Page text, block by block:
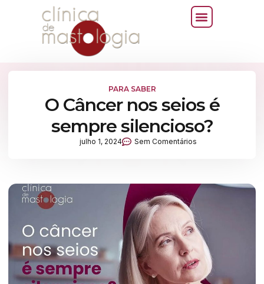
PARA SABER
O Câncer nos seios é
sempre silencioso?
julho 1, 2024 Sem Comentários